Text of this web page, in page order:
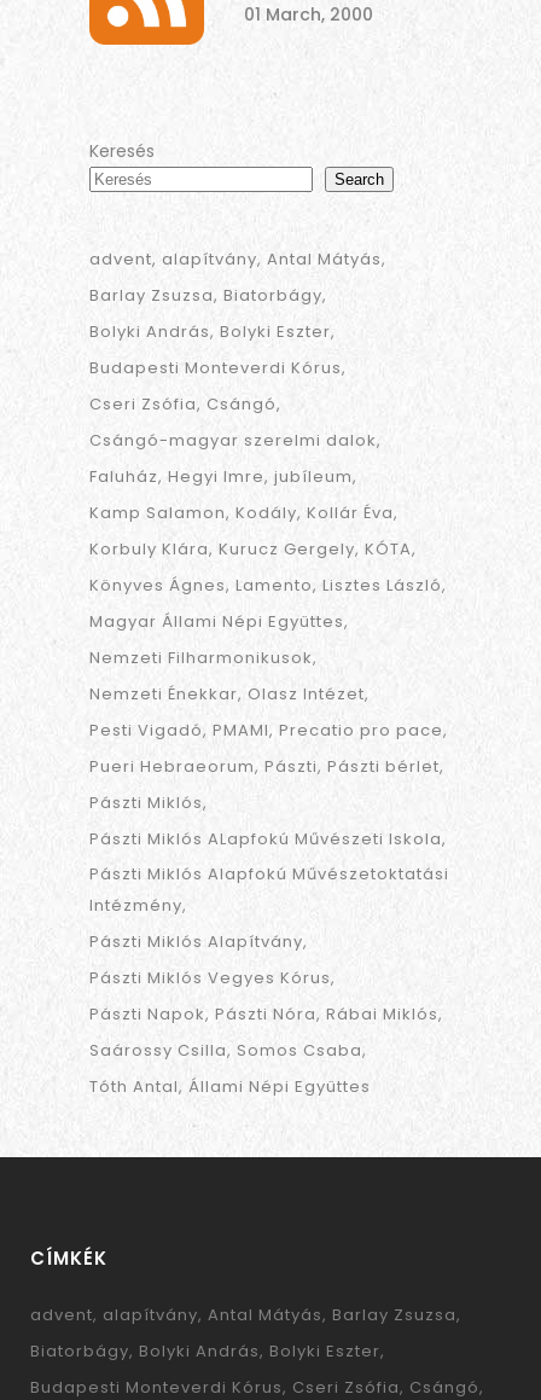
01 March, 2000
Keresés
Search
advent alapítvány Antal Mátyás
Barlay Zsuzsa Biatorbágy
Bolyki András Bolyki Eszter
Budapesti Monteverdi Kórus
Cseri Zsófia Csángó
Csángó-magyar szerelmi dalok
Faluház Hegyi Imre jubíleum
Kamp Salamon Kodály Kollár Éva
Korbuly Klára Kurucz Gergely KÓTA
Könyves Ágnes Lamento Lisztes László
Magyar Állami Népi Együttes
Nemzeti Filharmonikusok
Nemzeti Énekkar Olasz Intézet
Pesti Vigadó PMAMI Precatio pro pace
Pueri Hebraeorum Pászti Pászti bérlet
Pászti Miklós
Pászti Miklós ALapfokú Művészeti Iskola
Pászti Miklós Alapfokú Művészetoktatási
Intézmény
Pászti Miklós Alapítvány
Pászti Miklós Vegyes Kórus
Pászti Napok Pászti Nóra Rábai Miklós
Saárossy Csilla Somos Csaba
Tóth Antal Állami Népi Együttes
CÍMKÉK
advent alapítvány Antal Mátyás Barlay Zsuzsa
Biatorbágy Bolyki András Bolyki Eszter
Budapesti Monteverdi Kórus Cseri Zsófia Csángó